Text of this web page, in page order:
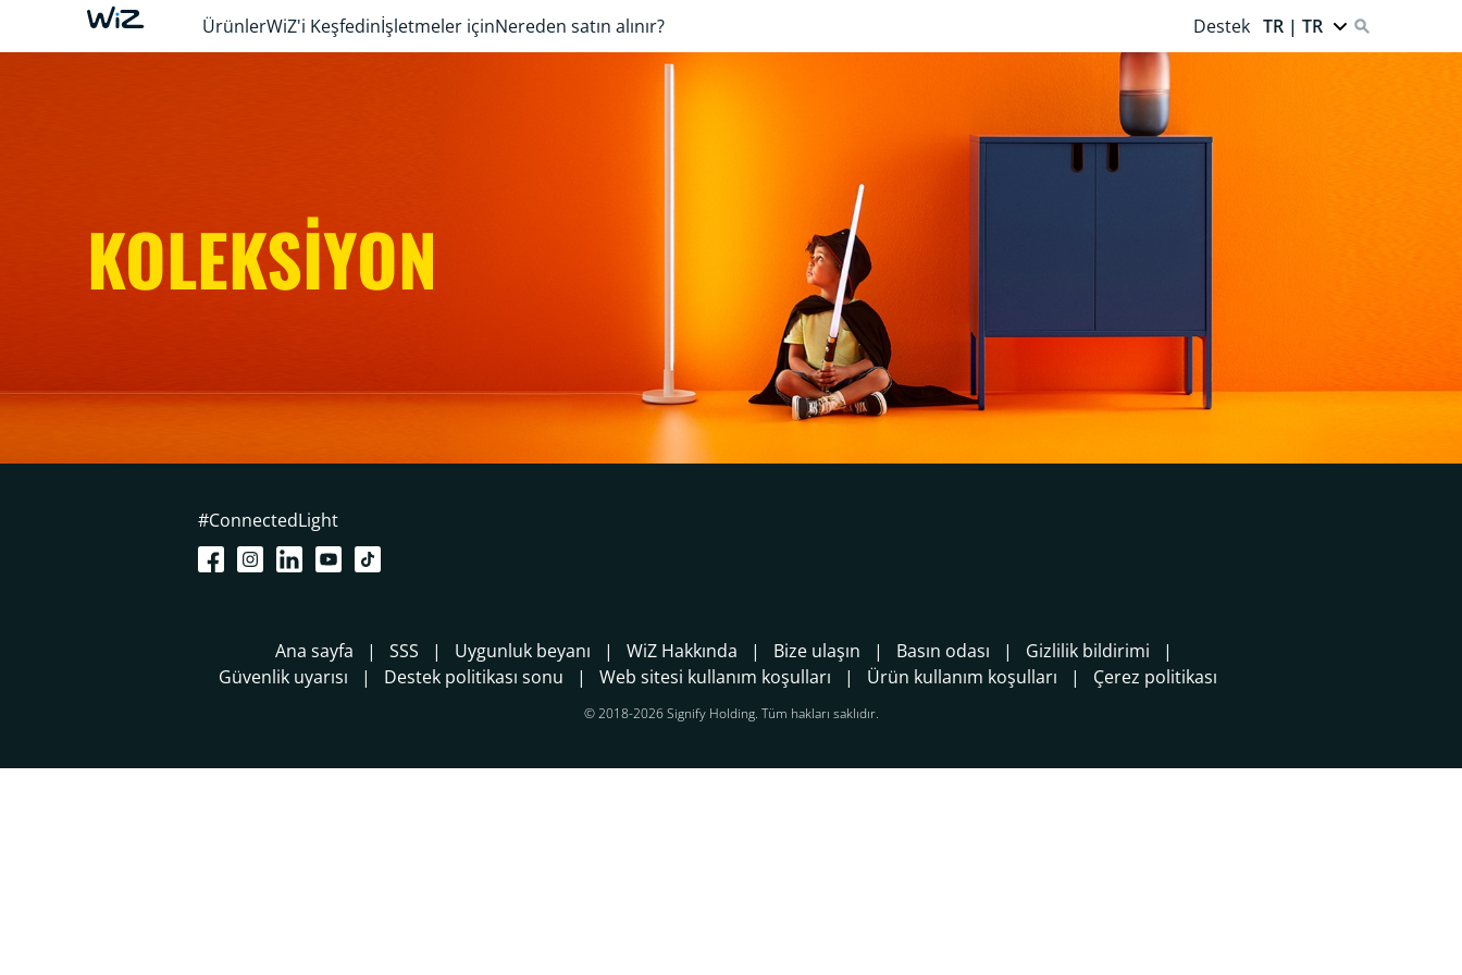
ÜrünlerWiZ'i Keşfedinİşletmeler içinNereden satın alınır? Destek TR | TR
KOLEKSİYON
#ConnectedLight
Ana sayfa SSS Uygunluk beyanı WiZ Hakkında Bize ulaşın Basın odası
Gizlilik bildirimi
Güvenlik uyarısı
Destek politikası sonu Web sitesi kullanım koşulları Ürün kullanım koşulları Çerez politikası
© 2018-2026 Signify Holding. Tüm hakları saklıdır.